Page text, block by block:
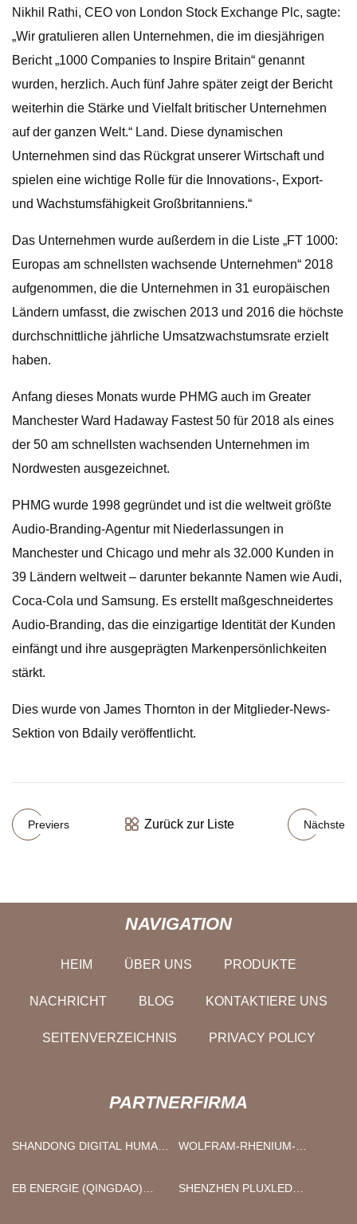
Nikhil Rathi, CEO von London Stock Exchange Plc, sagte:
„Wir gratulieren allen Unternehmen, die im diesjährigen
Bericht „1000 Companies to Inspire Britain“ genannt
wurden, herzlich. Auch fünf Jahre später zeigt der Bericht
weiterhin die Stärke und Vielfalt britischer Unternehmen
auf der ganzen Welt.“ Land. Diese dynamischen
Unternehmen sind das Rückgrat unserer Wirtschaft und
spielen eine wichtige Rolle für die Innovations-, Export-
und Wachstumsfähigkeit Großbritanniens.“
Das Unternehmen wurde außerdem in die Liste „FT 1000:
Europas am schnellsten wachsende Unternehmen“ 2018
aufgenommen, die die Unternehmen in 31 europäischen
Ländern umfasst, die zwischen 2013 und 2016 die höchste
durchschnittliche jährliche Umsatzwachstumsrate erzielt
haben.
Anfang dieses Monats wurde PHMG auch im Greater
Manchester Ward Hadaway Fastest 50 für 2018 als eines
der 50 am schnellsten wachsenden Unternehmen im
Nordwesten ausgezeichnet.
PHMG wurde 1998 gegründet und ist die weltweit größte
Audio-Branding-Agentur mit Niederlassungen in
Manchester und Chicago und mehr als 32.000 Kunden in
39 Ländern weltweit – darunter bekannte Namen wie Audi,
Coca-Cola und Samsung. Es erstellt maßgeschneidertes
Audio-Branding, das die einzigartige Identität der Kunden
einfängt und ihre ausgeprägten Markenpersönlichkeiten
stärkt.
Dies wurde von James Thornton in der Mitglieder-News-
Sektion von Bdaily veröffentlicht.
Previers Zurück zur Liste Nächste
NAVIGATION
HEIM ÜBER UNS PRODUKTE
NACHRICHT BLOG KONTAKTIERE UNS
SEITENVERZEICHNIS PRIVACY POLICY
PARTNERFIRMA
SHANDONG DIGITAL HUMAN
WOLFRAM-RHENIUM-
1700 ℃ FABRIK
EB ENERGIE (QINGDAO)
SHENZHEN PLUXLED